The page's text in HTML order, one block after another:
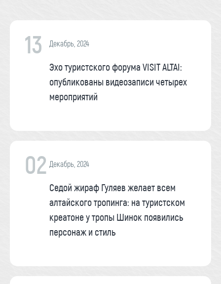
13 Декабрь, 2024
Эхо туристского форума VISIT ALTAI:
опубликованы видеозаписи четырех
мероприятий
02 Декабрь, 2024
Седой жираф Гуляев желает всем
алтайского тропинга: на туристском
креатоне у тропы Шинок появились
персонаж и стиль